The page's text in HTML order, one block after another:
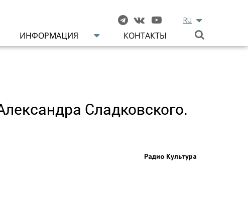
RU
ИНФОРМАЦИЯ КОНТАКТЫ
Сладковского.
Радио Культура